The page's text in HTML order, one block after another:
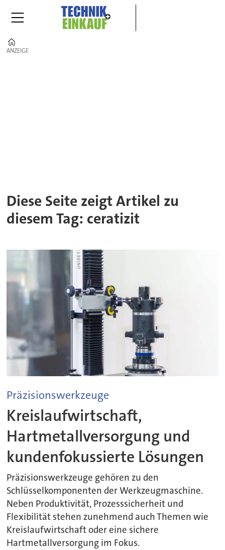
ANZEIGE
ANZEIGE
Diese Seite zeigt Artikel zu
diesem Tag: ceratizit
Präzisionswerkzeuge
Kreislaufwirtschaft,
Hartmetallversorgung und
kundenfokussierte Lösungen
Präzisionswerkzeuge gehören zu den
Schlüsselkomponenten der Werkzeugmaschine.
Neben Produktivität, Prozesssicherheit und
Flexibilität stehen zunehmend auch Themen wie
Kreislaufwirtschaft oder eine sichere
Hartmetallversorgung im Fokus.